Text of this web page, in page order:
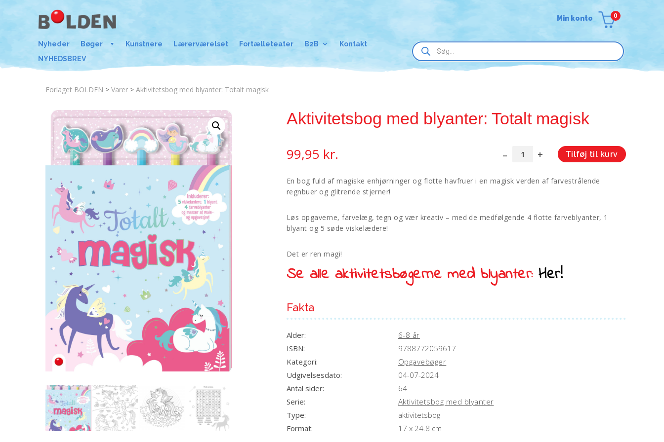
Nyheder Bøger Kunstnere Lærerværelset Fortælleteater B2B
Kontakt
NYHEDSBREV
Min konto 0
Products
search
Forlaget BOLDEN >Varer >Aktivitetsbog med blyanter: Totalt magisk
Aktivitetsbog med blyanter: Totalt magisk
99,95 kr.
Aktivitetsbog
blyanter:
antal
Tilføj til kurv
A
En bog fuld af magiske enhjørninger og flotte havfruer i en magisk verden af farvestrålende
regnbuer og glitrende stjerner!
Løs opgaverne, farvelæg, tegn og vær kreativ – med de medfølgende 4 flotte farveblyanter, 1
blyant og 5 søde viskelædere!
Det er ren magi!
Se alle aktivitetsbøgerne med blyanter:Her!
Fakta
Alder:
6-8 år
ISBN:
9788772059617
Kategori:
Opgavebøger
Udgivelsesdato:
04-07-2024
Antal sider:
64
Serie:
Aktivitetsbog med blyanter
Type:
aktivitetsbog
Format:
17 x 24.8 cm